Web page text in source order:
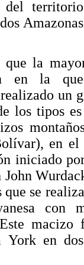
del
que la
en la
un
los tipos
en
iniciado
se
con
York en